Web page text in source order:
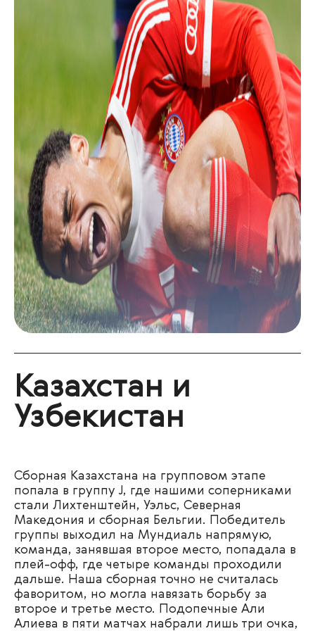
Казахстан и
Узбекистан
Сборная Казахстана на групповом этапе
попала в группу J, где нашими соперниками
стали Лихтенштейн, Уэльс, Северная
Македония и сборная Бельгии. Победитель
группы выходил на Мундиаль напрямую,
команда, занявшая второе место, попадала в
плей-офф, где четыре команды проходили
дальше. Наша сборная точно не считалась
фаворитом, но могла навязать борьбу за
второе и третье место. Подопечные Али
Алиева в пяти матчах набрали лишь три очка,